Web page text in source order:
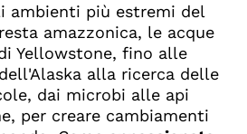
ambienti più estremi del
amazzonica, le acque
Yellowstone, fino alle
alla ricerca delle
dai microbi alle api
per creare cambiamenti